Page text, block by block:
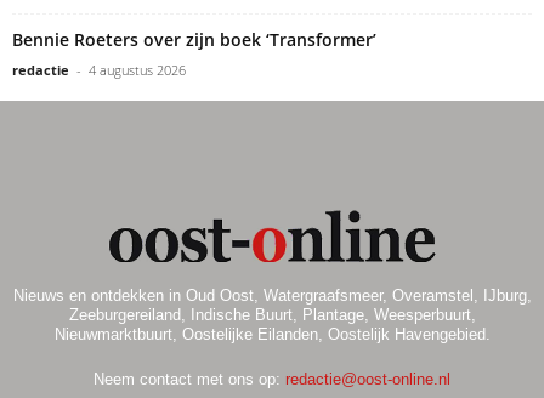
Bennie Roeters over zijn boek ‘Transformer’
redactie - 4 augustus 2026
Nieuws en ontdekken in Oud Oost, Watergraafsmeer, Overamstel, IJburg,
Zeeburgereiland, Indische Buurt, Plantage, Weesperbuurt,
Nieuwmarktbuurt, Oostelijke Eilanden, Oostelijk Havengebied.
Neem contact met ons op: redactie@oost-online.nl